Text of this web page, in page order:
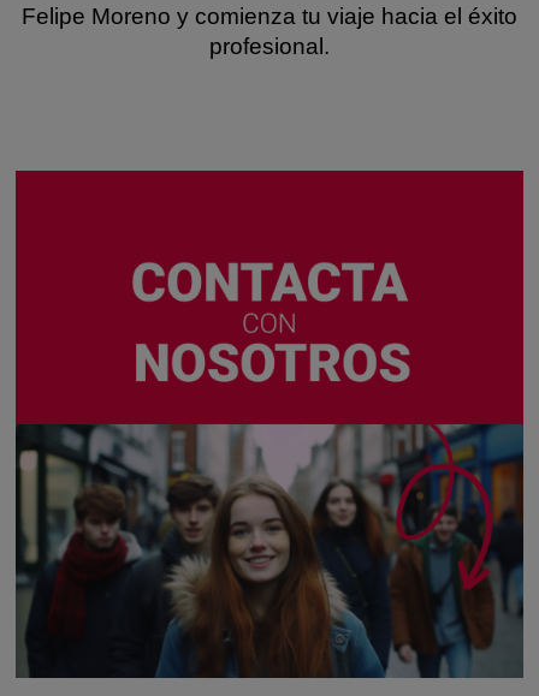
Felipe Moreno y comienza tu viaje hacia el éxito
profesional.